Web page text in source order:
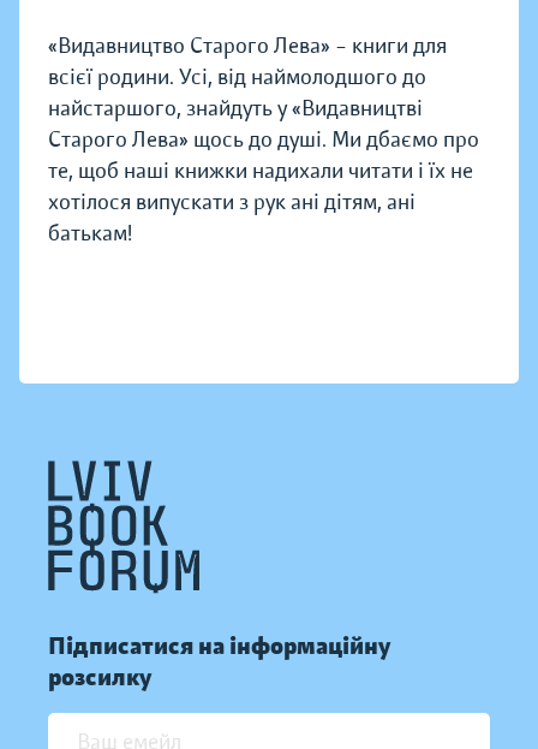
«Видавництво Старого Лева» – книги для
всієї родини. Усі, від наймолодшого до
найстаршого, знайдуть у «Видавництві
Старого Лева» щось до душі. Ми дбаємо про
те, щоб наші книжки надихали читати і їх не
хотілося випускати з рук ані дітям, ані
батькам!
Підписатися на інформаційну
розсилку